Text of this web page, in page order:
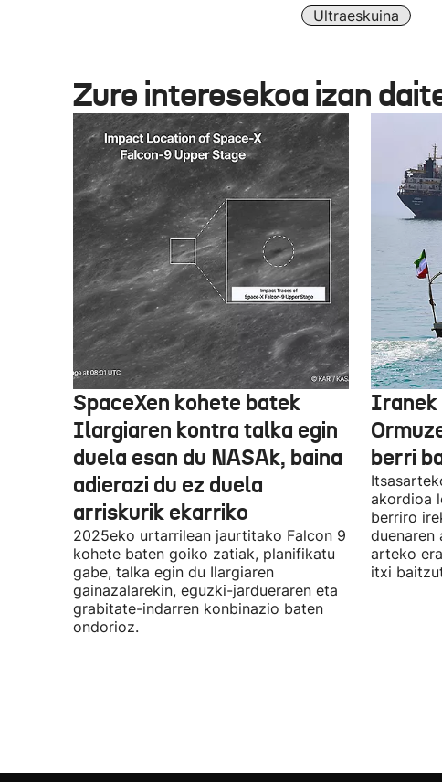
Ultraeskuina
Zure interesekoa izan
SpaceXen kohete batek
Ilargiaren kontra talka egin
duela esan du NASAk, baina
adierazi du ez duela
arriskurik ekarriko
2025eko urtarrilean jaurtitako Falcon 9
kohete baten goiko zatiak, planifikatu
gabe, talka egin du Ilargiaren
gainazalarekin, eguzki-jardueraren eta
grabitate-indarren konbinazio baten
ondorioz.
Iranek
berri
akordioa
berriro
duenaren
arteko
itxi